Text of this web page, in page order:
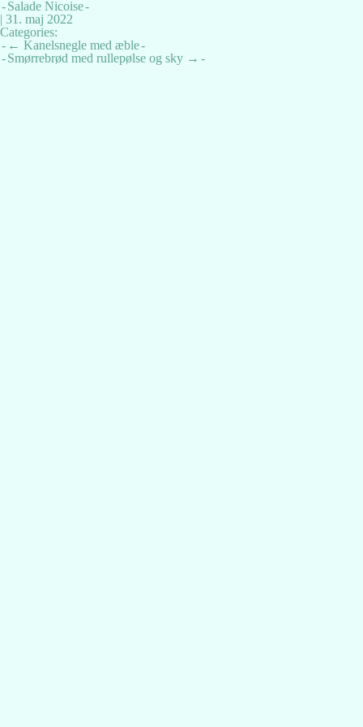
Salade Nicoise
| 31. maj 2022
Categories:
Indlægsnavigation
← Kanelsnegle med æble
Smørrebrød med rullepølse og sky →